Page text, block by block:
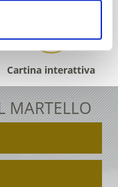
Cartina interattiva
MARTELLO